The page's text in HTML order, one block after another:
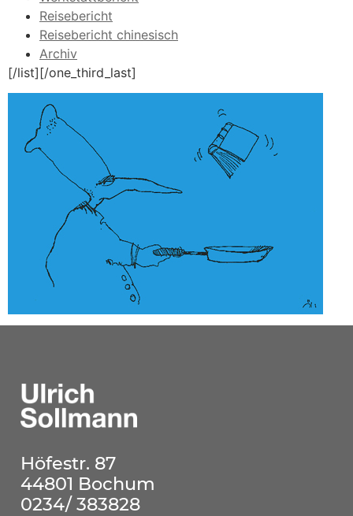
Reisebericht
Reisebericht chinesisch
Archiv
[/list][/one_third_last]
Höfestr. 87
44801 Bochum
0234/ 383828